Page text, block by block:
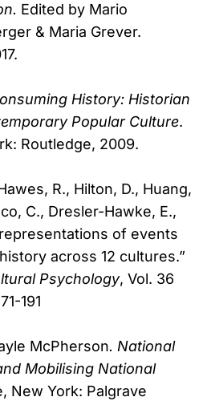
Edited by Mario
& Maria Grever.
History: Historian
Popular Culture.
Routledge, 2009.
R., Hilton, D., Huang,
C., Dresler-Hawke, E.,
of events
across 12 cultures.”
Psychology, Vol. 36
191
McPherson. National
Mobilising National
New York: Palgrave